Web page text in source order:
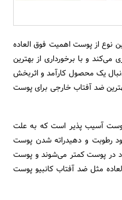
جستجو
نوع از پوست اهمیت فوق العاده
و با برخورداری از بهترین
یک محصول کارآمد و اثربخش
ضد آفتاب خارجی برای پوست
آسیب پذیر است که به علت
رطوبت و دهیدراته شدن پوست
در پوست کمتر می‌شوند و پوست
مثل ضد آفتاب کانبیو پوست